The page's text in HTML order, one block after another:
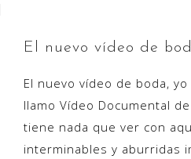
El nuevo vídeo de
El nuevo vídeo de boda, yo
llamo Vídeo Documental
tiene nada que ver con
interminables y aburridas